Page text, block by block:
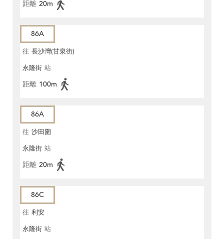
距離 20m
86A
往 長沙灣(甘泉街)
永隆街 站
距離 100m
86A
往 沙田圍
永隆街 站
距離 20m
86C
往 利安
永隆街 站